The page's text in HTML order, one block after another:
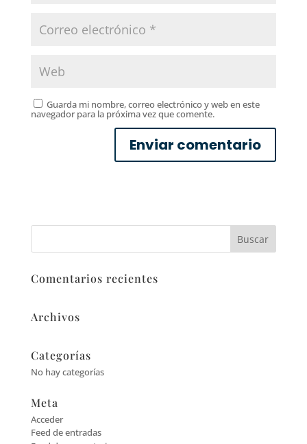
Guarda mi nombre, correo electrónico y web en este
navegador para la próxima vez que comente.
Comentarios recientes
Archivos
Categorías
No hay categorías
Meta
Acceder
Feed de entradas